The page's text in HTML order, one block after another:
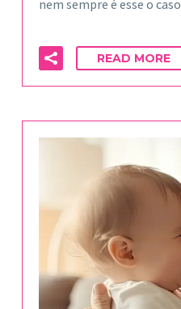
nem sempre é esse o caso
READ MORE